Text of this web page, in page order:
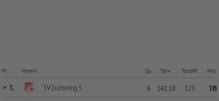
Pl. Verein Sp. Torv. Tordiff. Pkt.
1. SV Zuchering 3 6 141:18 123
18